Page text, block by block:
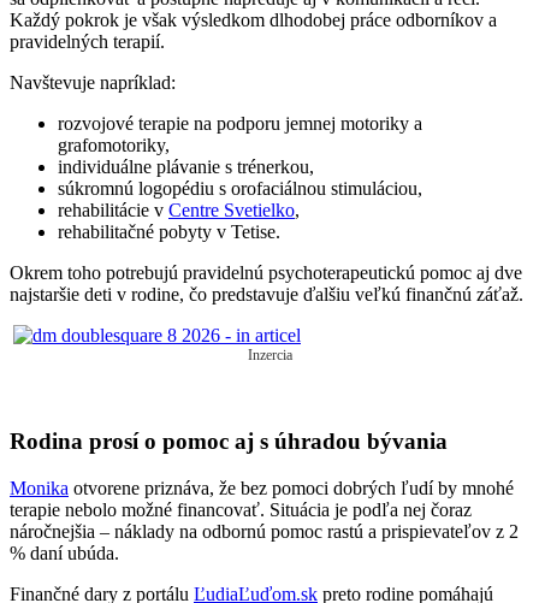
Každý pokrok je však výsledkom dlhodobej práce odborníkov a
pravidelných terapií.
Navštevuje napríklad:
rozvojové terapie na podporu jemnej motoriky a
grafomotoriky,
individuálne plávanie s trénerkou,
súkromnú logopédiu s orofaciálnou stimuláciou,
rehabilitácie v Centre Svetielko,
rehabilitačné pobyty v Tetise.
Okrem toho potrebujú pravidelnú psychoterapeutickú pomoc aj dve
najstaršie deti v rodine, čo predstavuje ďalšiu veľkú finančnú záťaž.
Inzercia
Rodina prosí o pomoc aj s úhradou bývania
Monika otvorene priznáva, že bez pomoci dobrých ľudí by mnohé
terapie nebolo možné financovať. Situácia je podľa nej čoraz
náročnejšia – náklady na odbornú pomoc rastú a prispievateľov z 2
% daní ubúda.
Finančné dary z portálu ĽudiaĽuďom.sk preto rodine pomáhajú